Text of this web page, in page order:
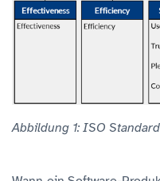
Abbildung 1: ISO